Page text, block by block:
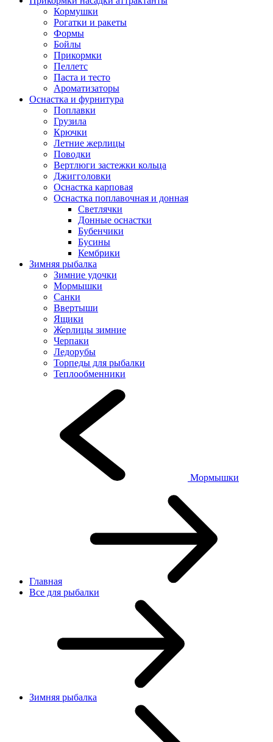
Кормушки
Рогатки и ракеты
Формы
Бойлы
Прикормки
Пеллетс
Паста и тесто
Ароматизаторы
Оснастка и фурнитура
Поплавки
Грузила
Крючки
Летние жерлицы
Поводки
Вертлюги застежки кольца
Джигголовки
Оснастка карповая
Оснастка поплавочная и донная
Светлячки
Донные оснастки
Бубенчики
Бусины
Кембрики
Зимняя рыбалка
Зимние удочки
Мормышки
Санки
Ввертыши
Ящики
Жерлицы зимние
Черпаки
Ледорубы
Торпеды для рыбалки
Теплообменники
Мормышки
Главная
Все для рыбалки
Зимняя рыбалка